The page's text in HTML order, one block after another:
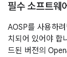
필수 소프트웨
AOSP를 사용하
치되어 있어야 합
드된 버전의